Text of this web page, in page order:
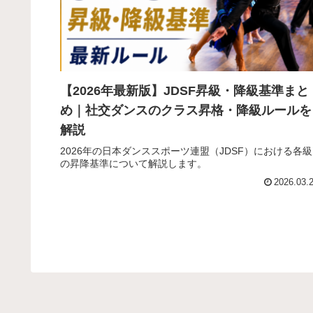
【2026年最新版】JDSF昇級・降級基準まと
め｜社交ダンスのクラス昇格・降級ルールを
解説
2026年の日本ダンススポーツ連盟（JDSF）における各級
の昇降基準について解説します。